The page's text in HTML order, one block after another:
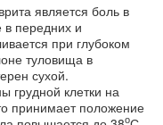
является боль в
передних и
при глубоком
туловища в
сухой.
грудной клетки на
принимает положение
о